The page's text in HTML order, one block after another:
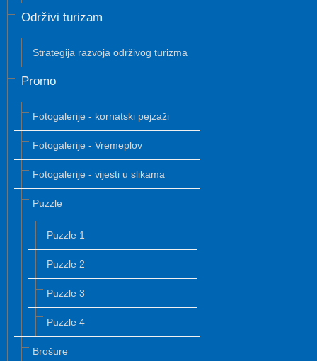
Održivi turizam
Strategija razvoja održivog turizma
Promo
Fotogalerije - kornatski pejzaži
Fotogalerije - Vremeplov
Fotogalerije - vijesti u slikama
Puzzle
Puzzle 1
Puzzle 2
Puzzle 3
Puzzle 4
Brošure